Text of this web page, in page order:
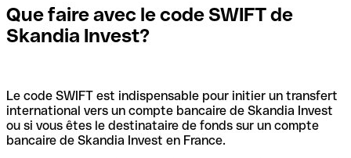
Que faire avec le code SWIFT de
Skandia Invest?
Le code SWIFT est indispensable pour initier un transfert
international vers un compte bancaire de Skandia Invest
ou si vous êtes le destinataire de fonds sur un compte
bancaire de Skandia Invest en France.